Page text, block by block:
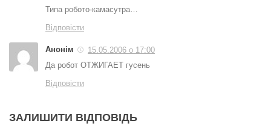
Типа робото-камасутра…
Відповісти
Анонім
15.05.2006 о 17:00
Да робот ОТЖИГАЕТ гусень
Відповісти
ЗАЛИШИТИ ВІДПОВІДЬ